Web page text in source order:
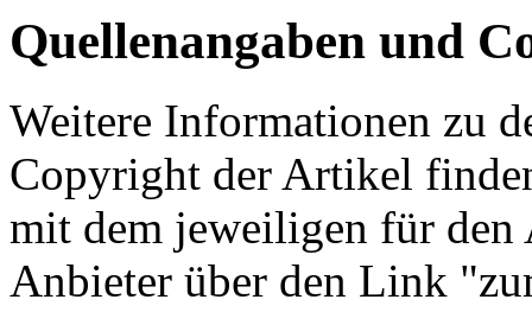
Quellenangaben und
Weitere Informationen zu
Copyright der Artikel
mit dem jeweiligen für
Anbieter über den Link